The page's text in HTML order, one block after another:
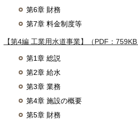
第6章 財務
第7章 料金制度等
【第4編 工業用水道事業】（PDF：
第1章 総説
第2章 給水
第3章 業務
第4章 施設の概要
第5章 財務